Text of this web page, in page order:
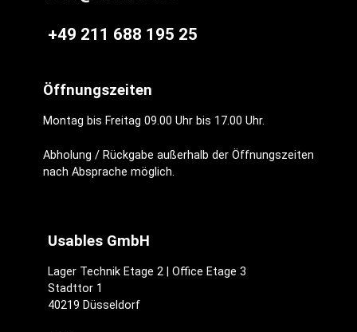
+49 211 688 195 25
Öffnungszeiten
Montag bis Freitag 09.00 Uhr bis 17.00 Uhr.
Abholung / Rückgabe außerhalb der Öffnungszeiten
nach Absprache möglich.
Usables GmbH
Lager Technik Etage 2 | Office Etage 3
Stadttor 1
40219 Düsseldorf